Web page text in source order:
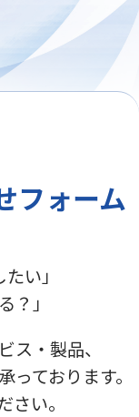
フォーム
い」
？」
ス・製品、
ております。
い。